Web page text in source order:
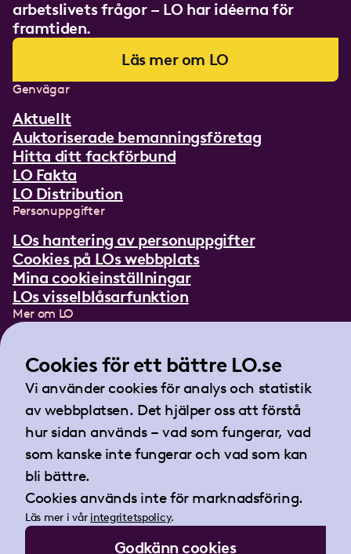
arbetslivets frågor – LO har idéerna för
framtiden.
Läs mer om LO
Genvägar
Aktuellt
Auktoriserade bemanningsföretag
Hitta ditt fackförbund
LO Fakta
LO Distribution
Personuppgifter
LOs hantering av personuppgifter
Cookies på LOs webbplats
Mina cookieinställningar
LOs visselblåsarfunktion
Mer om LO
Lättläst om LO
Teckenspråksfilm
Tidningen Arbetet
Landsorganisationen i Sverige
Barnhusgatan 18
105 53 Stockholm
Tel:08-796 25 00
Fax:08-796 25 17
E-post:info@lo.se
Cookies för ett bättre LO.se
Vi använder cookies för analys och statistik
av webbplatsen. Det hjälper oss att förstå
hur sidan används – vad som fungerar, vad
som kanske inte fungerar och vad som kan
bli bättre.
Cookies används inte för marknadsföring.
Läs mer i vår integritetspolicy.
Godkänn cookies